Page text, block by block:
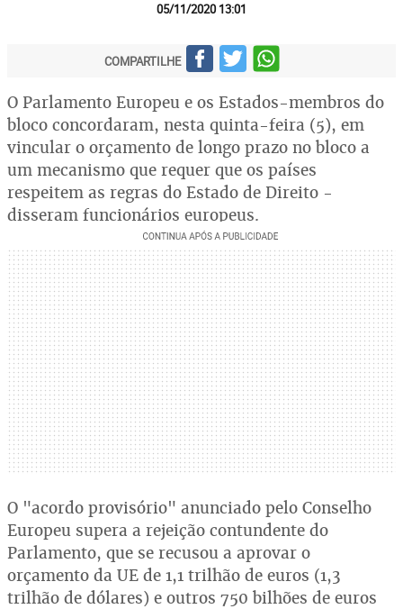
05/11/2020 13:01
COMPARTILHE
O Parlamento Europeu e os Estados-membros do
bloco concordaram, nesta quinta-feira (5), em
vincular o orçamento de longo prazo no bloco a
um mecanismo que requer que os países
respeitem as regras do Estado de Direito -
disseram funcionários europeus.
O "acordo provisório" anunciado pelo Conselho
Europeu supera a rejeição contundente do
Parlamento, que se recusou a aprovar o
orçamento da UE de 1,1 trilhão de euros (1,3
trilhão de dólares) e outros 750 bilhões de euros